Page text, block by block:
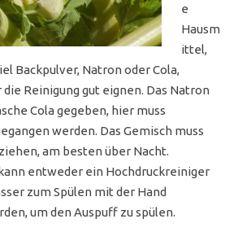
e
Hausm
ittel,
Backpulver, Natron oder Cola,
Reinigung gut eignen. Das Natron
Cola gegeben, hier muss
werden. Das Gemisch muss
am besten über Nacht.
entweder ein Hochdruckreiniger
zum Spülen mit der Hand
um den Auspuff zu spülen.